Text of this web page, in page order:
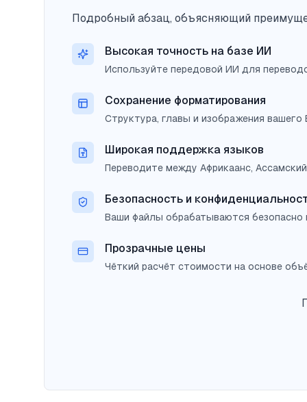
Подробный абзац, объясняющий
Высокая точность на базе ИИ
Используйте передовой ИИ для
Сохранение форматирования
Структура, главы и изображения вашего
Широкая поддержка языков
Переводите между Африкаанс,
Безопасность и
Ваши файлы обрабатываются безопасно
Прозрачные цены
Чёткий расчёт стоимости на основе